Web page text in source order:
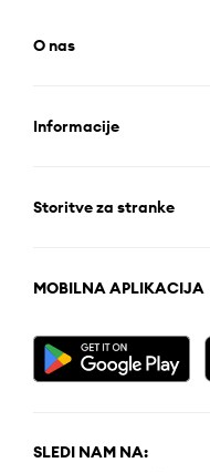
O nas
Informacije
Storitve za stranke
MOBILNA APLIKACIJA
SLEDI NAM NA: